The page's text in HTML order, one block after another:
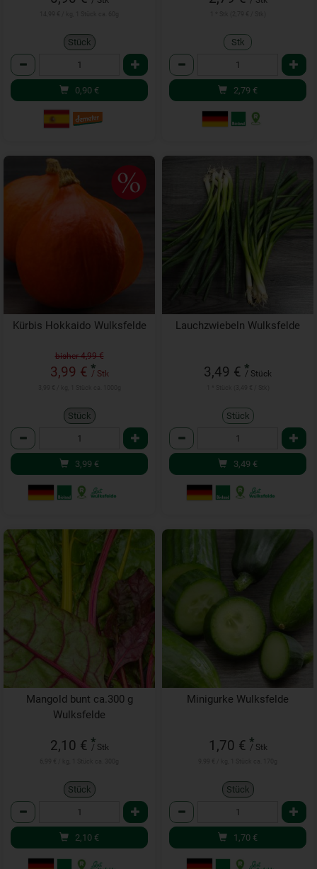
Stück
Anzahl
0,90 €
Stk
Anzahl
2,79 €
Kürbis Hokkaido Wulksfelde
bisher 4,99 €
3,99 € *
/ Stk
Stück
Anzahl
3,99 €
Lauchzwiebeln Wulksfelde
3,49 € *
/ Stück
Stück
Anzahl
3,49 €
Mangold bunt ca.300 g
Wulksfelde
2,10 € *
/ Stk
Stück
Anzahl
2,10 €
Minigurke Wulksfelde
1,70 € *
/ Stk
Stück
Anzahl
1,70 €